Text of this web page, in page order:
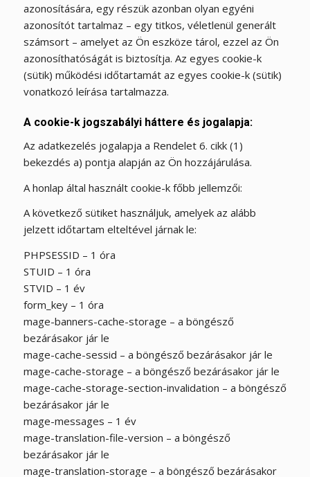
azonosítására, egy részük azonban olyan egyéni
azonosítót tartalmaz – egy titkos, véletlenül generált
számsort – amelyet az Ön eszköze tárol, ezzel az Ön
azonosíthatóságát is biztosítja. Az egyes cookie-k
(sütik) működési időtartamát az egyes cookie-k (sütik)
vonatkozó leírása tartalmazza.
A cookie-k jogszabályi háttere és jogalapja:
Az adatkezelés jogalapja a Rendelet 6. cikk (1)
bekezdés a) pontja alapján az Ön hozzájárulása.
A honlap által használt cookie-k főbb jellemzői:
A következő sütiket használjuk, amelyek az alább
jelzett időtartam elteltével járnak le:
PHPSESSID – 1 óra
STUID – 1 óra
STVID – 1 év
form_key – 1 óra
mage-banners-cache-storage – a böngésző
bezárásakor jár le
mage-cache-sessid – a böngésző bezárásakor jár le
mage-cache-storage – a böngésző bezárásakor jár le
mage-cache-storage-section-invalidation – a böngésző
bezárásakor jár le
mage-messages – 1 év
mage-translation-file-version – a böngésző
bezárásakor jár le
mage-translation-storage – a böngésző bezárásakor